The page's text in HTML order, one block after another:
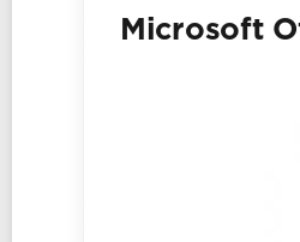
Microsoft